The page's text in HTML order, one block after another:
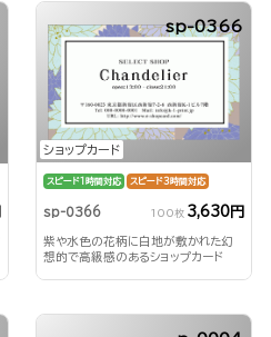
ショップカード
sp-0366
スピード1時間対応 スピード3時間対応
sp-0366 100枚 3,630円
紫や水色の花柄に白地が敷かれた幻
想的で高級感のあるショップカード